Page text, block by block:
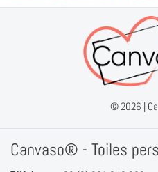
© 2026 |
Canvaso® - Toiles